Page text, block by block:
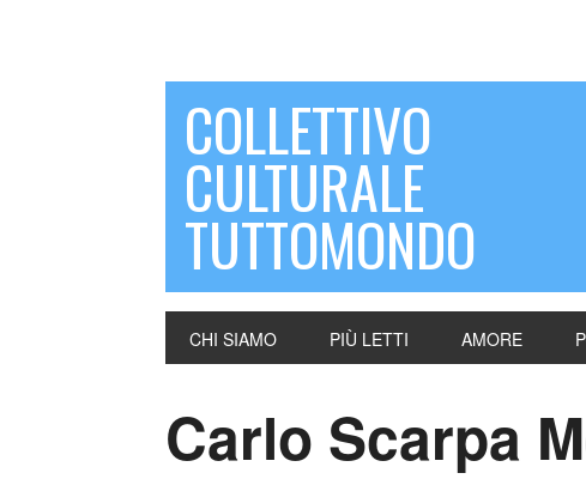
COLLETTIVO
CULTURALE
TUTTOMONDO
CHI SIAMO PIÙ LETTI AMORE
Carlo Scarpa